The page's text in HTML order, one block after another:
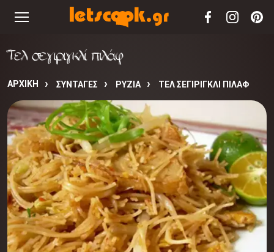
Τελ σεγιριγκλί πιλάφ
ΑΡΧΙΚΉ ΣΥΝΤΑΓΈΣ ΡΥΖΙΑ ΤΕΛ ΣΕΓΙΡΙΓΚΛΊ ΠΙΛΆΦ